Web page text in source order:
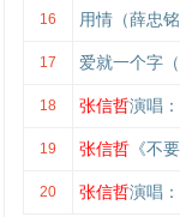
16 用情（薛忠
17 爱就一个字（
18 张信哲演唱
19 张信哲 《不
20 张信哲演唱